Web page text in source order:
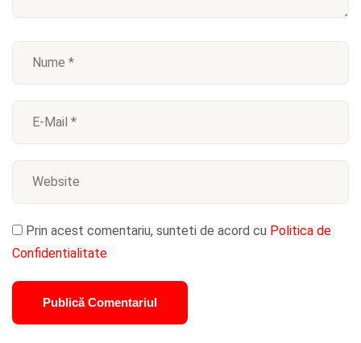
Prin acest comentariu, sunteti de acord cu Politica de
Confidentialitate